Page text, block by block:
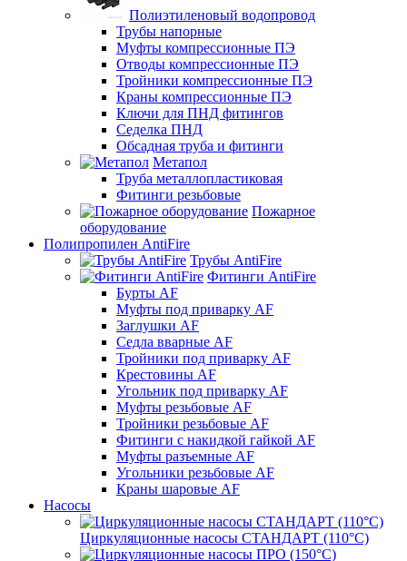
Полиэтиленовый водопровод
Трубы напорные
Муфты компрессионные ПЭ
Отводы компрессионные ПЭ
Тройники компрессионные ПЭ
Краны компрессионные ПЭ
Ключи для ПНД фитингов
Седелка ПНД
Обсадная труба и фитинги
Метапол
Труба металлопластиковая
Фитинги резьбовые
Пожарное
оборудование
Полипропилен AntiFire
Трубы AntiFire
Фитинги AntiFire
Бурты AF
Муфты под приварку AF
Заглушки AF
Седла вварные AF
Тройники под приварку AF
Крестовины AF
Угольник под приварку AF
Муфты резьбовые AF
Тройники резьбовые AF
Фитинги с накидкой гайкой AF
Муфты разъемные AF
Угольники резьбовые AF
Краны шаровые AF
Насосы
Циркуляционные насосы СТАНДАРТ (110°C)